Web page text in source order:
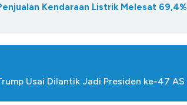
Kendaraan Listrik Melesat 69,4%
Usai Dilantik Jadi Presiden ke-47 AS